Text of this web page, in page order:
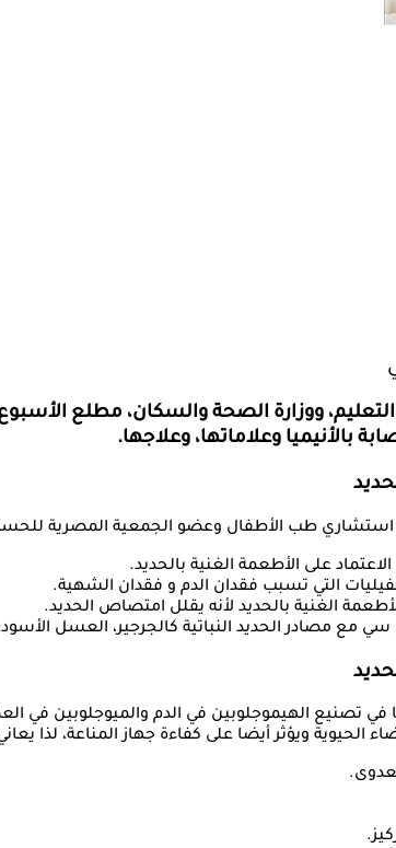
ووزارة الصحة والسكان، مطلع
بالأنيميا وعلاماتها، وعلاجها.
استشاري طب الأطفال وعضو الجمعية المصرية
على الأطعمة الغنية بالحديد.
التي تسبب فقدان الدم و فقدان الشهية.
الغنية بالحديد لأنه يقلل امتصاص الحديد.
سي مع مصادر الحديد النباتية كالجرجير، العسل
في تصنيع الهيموجلوبين في الدم والميوجلوبين في
الحيوية ويؤثر أيضا على كفاءة جهاز المناعة، لذا